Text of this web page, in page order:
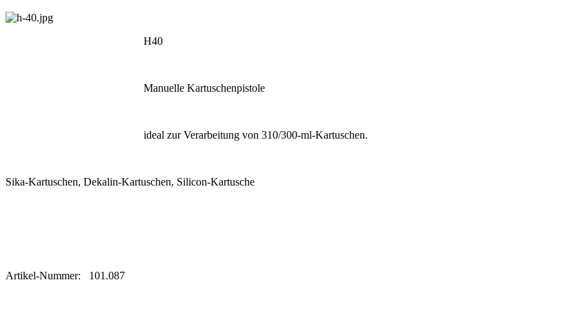
H40
Manuelle Kartuschenpistole
ideal zur Verarbeitung von 310/300-ml-Kartuschen.
Sika-Kartuschen, Dekalin-Kartuschen, Silicon-Kartusche
Artikel-Nummer: 101.087